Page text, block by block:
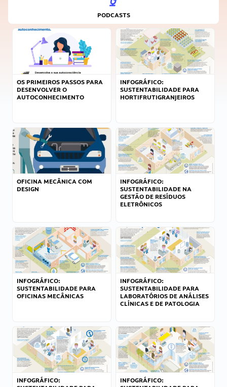
PODCASTS
OS PRIMEIROS PASSOS PARA
DESENVOLVER O
AUTOCONHECIMENTO
INFOGRÁFICO:
SUSTENTABILIDADE PARA
HORTIFRUTIGRANJEIROS
OFICINA MECÂNICA COM
DESIGN
INFOGRÁFICO:
SUSTENTABILIDADE NA
GESTÃO DE RESÍDUOS
ELETRÔNICOS
INFOGRÁFICO:
SUSTENTABILIDADE PARA
OFICINAS MECÂNICAS
INFOGRÁFICO:
SUSTENTABILIDADE PARA
LABORATÓRIOS DE ANÁLISES
CLÍNICAS E DE PATOLOGIA
INFOGRÁFICO:
INFOGRÁFICO: